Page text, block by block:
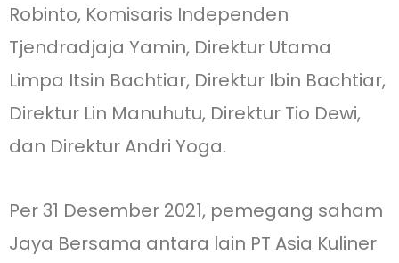
Robinto, Komisaris Independen
Tjendradjaja Yamin, Direktur Utama
Limpa Itsin Bachtiar, Direktur Ibin Bachtiar,
Direktur Lin Manuhutu, Direktur Tio Dewi,
dan Direktur Andri Yoga.
Per 31 Desember 2021, pemegang saham
Jaya Bersama antara lain PT Asia Kuliner